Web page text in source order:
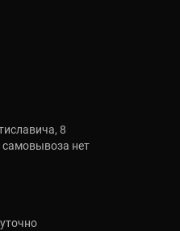
8
самовывоза нет